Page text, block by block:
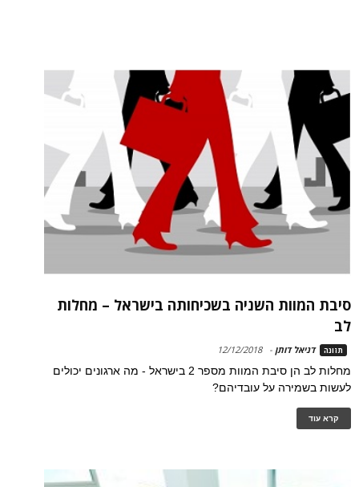
סיבת המוות השניה בשכיחותה בישראל – מחלות
לב
תזונה דניאל דותן -
12/12/2018
מחלות לב הן סיבת המוות מספר 2 בישראל - מה ארגונים יכולים
לעשות בשמירה על עובדיהם?
קרא עוד